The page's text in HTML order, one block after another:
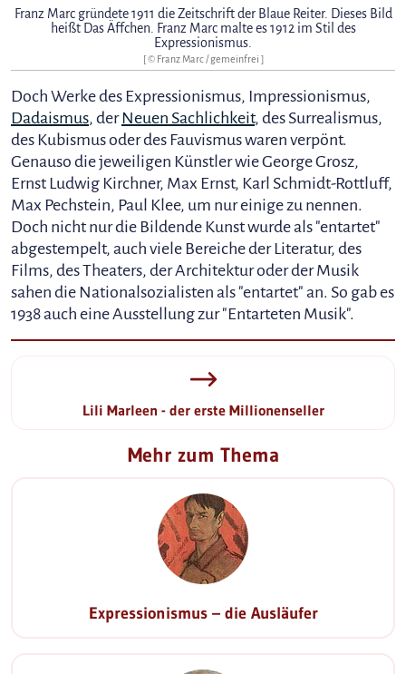
Franz Marc gründete 1911 die Zeitschrift der Blaue Reiter. Dieses Bild
heißt Das Äffchen. Franz Marc malte es 1912 im Stil des
Expressionismus.
[ © Franz Marc / gemeinfrei ]
Doch Werke des Expressionismus, Impressionismus,
Dadaismus, derNeuen Sachlichkeit, des Surrealismus,
des Kubismus oder des Fauvismus waren verpönt.
Genauso die jeweiligen Künstler wie George Grosz,
Ernst Ludwig Kirchner, Max Ernst, Karl Schmidt-Rottluff,
Max Pechstein, Paul Klee, um nur einige zu nennen.
Doch nicht nur die Bildende Kunst wurde als "entartet"
abgestempelt, auch viele Bereiche der Literatur, des
Films, des Theaters, der Architektur oder der Musik
sahen die Nationalsozialisten als "entartet" an. So gab es
1938 auch eine Ausstellung zur "Entarteten Musik".
Lili Marleen - der erste Millionenseller
Mehr zum Thema
Expressionismus – die Ausläufer